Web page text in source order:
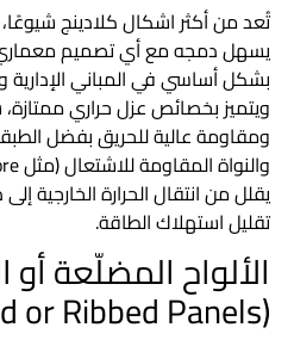
تُعد من أكثر اشكال كلادينج
يسهل دمجه مع أي تصميم
بشكل أساسي في المباني الإدارية
ويتميز بخصائص عزل حراري
ومقاومة عالية للحريق بفضل
يقلل من انتقال الحرارة الخارجية
تقليل استهلاك الطاقة.
الألواح المضلّعة
(Corrugated or Ribbed Panels)